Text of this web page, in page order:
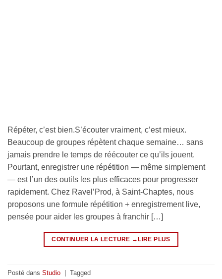
Répéter, c’est bien.S’écouter vraiment, c’est mieux.
Beaucoup de groupes répètent chaque semaine… sans
jamais prendre le temps de réécouter ce qu’ils jouent.
Pourtant, enregistrer une répétition — même simplement
— est l’un des outils les plus efficaces pour progresser
rapidement. Chez Ravel’Prod, à Saint-Chaptes, nous
proposons une formule répétition + enregistrement live,
pensée pour aider les groupes à franchir […]
CONTINUER LA LECTURE →
Posté dans Studio
Tagged